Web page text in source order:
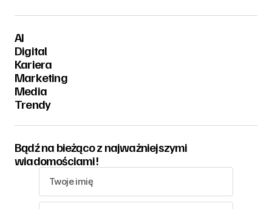
AI
Digital
Kariera
Marketing
Media
Trendy
Bądź na bieżąco z najważniejszymi
wiadomościami!